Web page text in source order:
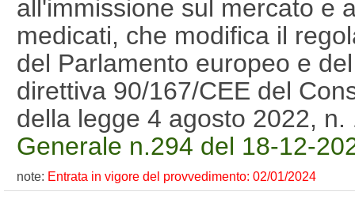
all'immissione sul mercato e
medicati, che modifica il
del Parlamento europeo e
direttiva 90/167/CEE del
della legge 4 agosto 2022,
Generale n.294 del 18-12-
note: Entrata in vigore del provvedimento: 02/01/2024